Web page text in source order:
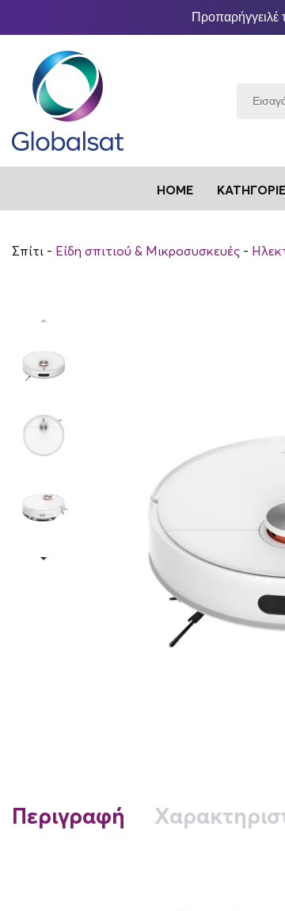
Προπαρήγγειλέ
HOME
Σπίτι Είδη σπιτιού & Μικροσυσκευές
Περιγραφή